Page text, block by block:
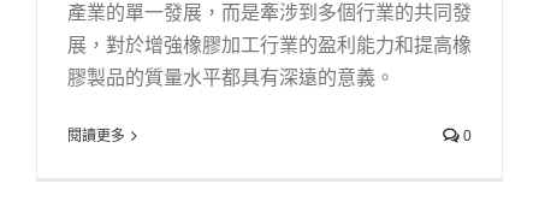
產業的單一發展，而是牽涉到多個行業的共同發
展，對於增強橡膠加工行業的盈利能力和提高橡
膠製品的質量水平都具有深遠的意義。
閱讀更多 0